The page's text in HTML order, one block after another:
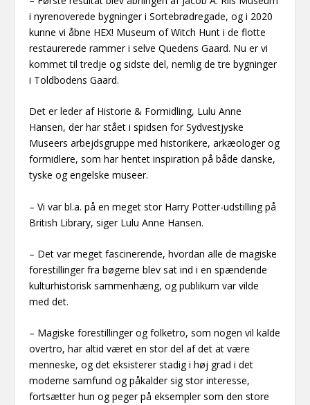
i nyrenoverede bygninger i Sortebrødregade, og i 2020
kunne vi åbne HEX! Museum of Witch Hunt i de flotte
restaurerede rammer i selve Quedens Gaard. Nu er vi
kommet til tredje og sidste del, nemlig de tre bygninger
i Toldbodens Gaard.
Det er leder af Historie & Formidling, Lulu Anne
Hansen, der har stået i spidsen for Sydvestjyske
Museers arbejdsgruppe med historikere, arkæologer og
formidlere, som har hentet inspiration på både danske,
tyske og engelske museer.
– Vi var bl.a. på en meget stor Harry Potter-udstilling på
British Library, siger Lulu Anne Hansen.
– Det var meget fascinerende, hvordan alle de magiske
forestillinger fra bøgerne blev sat ind i en spændende
kulturhistorisk sammenhæng, og publikum var vilde
med det.
– Magiske forestillinger og folketro, som nogen vil kalde
overtro, har altid været en stor del af det at være
menneske, og det eksisterer stadig i høj grad i det
moderne samfund og påkalder sig stor interesse,
fortsætter hun og peger på eksempler som den store